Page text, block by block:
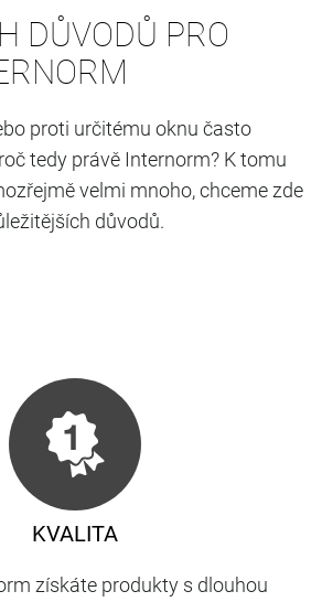
DŮVODŮ PRO
proti určitému oknu často
tedy právě Internorm? K tomu
velmi mnoho, chceme zde
důvodů.
KVALITA
získáte produkty s dlouhou